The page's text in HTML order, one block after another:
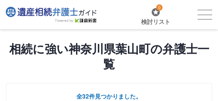
0
検討リスト
相続に強い神奈川県葉山町の弁護士一
覧
全32件見つかりました。